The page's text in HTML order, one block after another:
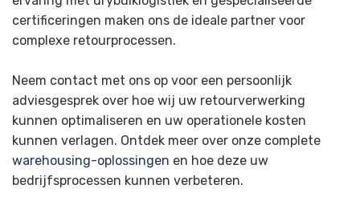
certificeringen maken ons de ideale partner voor
complexe retourprocessen.
Neem contact met ons op voor een persoonlijk
adviesgesprek over hoe wij uw retourverwerking
kunnen optimaliseren en uw operationele kosten
kunnen verlagen. Ontdek meer over onze complete
warehousing-oplossingen en hoe deze uw
bedrijfsprocessen kunnen verbeteren.